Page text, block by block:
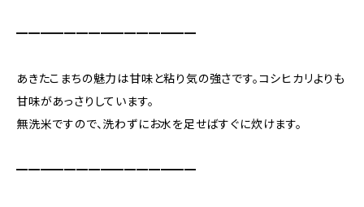
━━━━━━━━━━━━━━━
あきたこまちの魅力は甘味と粘り気の強さです。コシヒカリよりも
甘味があっさりしています。
無洗米ですので、洗わずにお水を足せばすぐに炊けます。
━━━━━━━━━━━━━━━